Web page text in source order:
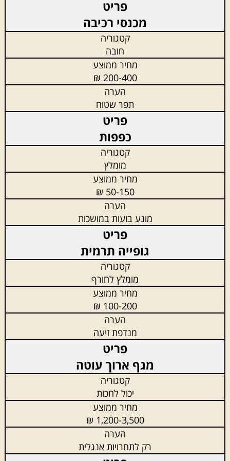
מכנסי רכיבה
חובה
200-400 ₪
תפר שטוח
כפפות
מומלץ
50-150 ₪
מונע בועות במושכות
גופייה תרמית
מומלץ לחורף
100-200 ₪
מנדפת זיעה
מגף ארוך עוטה
יכול לחכות
1,200-3,500 ₪
רק לתחרויות אנגלית